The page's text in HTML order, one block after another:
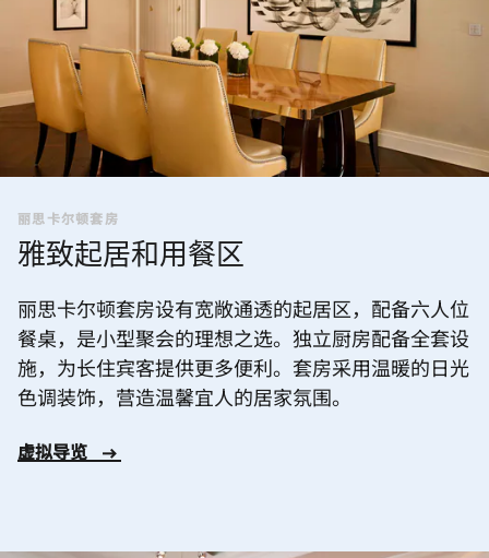
丽思卡尔顿套房
雅致起居和用餐区
丽思卡尔顿套房设有宽敞通透的起居区，配备六人位
餐桌，是小型聚会的理想之选。独立厨房配备全套设
施，为长住宾客提供更多便利。套房采用温暖的日光
色调装饰，营造温馨宜人的居家氛围。
虚拟导览